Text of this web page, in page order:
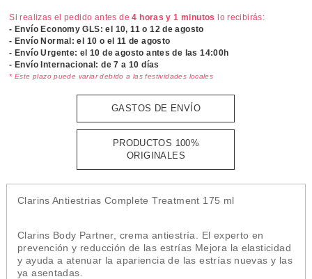
Si realizas el pedido antes de4 horas y 1 minutos
lo recibirás:
- Envío Economy GLS: el 10, 11 o 12 de agosto
- Envío Normal: el 10 o el 11 de agosto
- Envío Urgente: el10 de agosto antes de las 14:00h
- Envío Internacional: de 7 a 10 días
* Este plazo puede variar debido a las festividades locales
GASTOS DE ENVÍO
PRODUCTOS 100%
ORIGINALES
Clarins Antiestrias Complete Treatment 175 ml
Clarins Body Partner, crema antiestría. El experto en
prevención y reducción de las estrías Mejora la elasticidad
y ayuda a atenuar la apariencia de las estrías nuevas y las
ya asentadas.